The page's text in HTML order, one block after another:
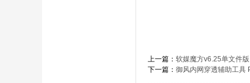
上一篇： 软媒魔方v6.25单文件
下一篇： 御风内网穿透辅助工具